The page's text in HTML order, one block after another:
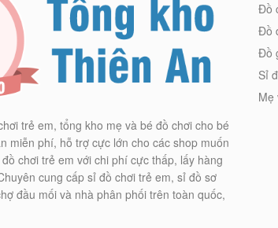
trẻ em, tổng kho mẹ và bé đồ chơi cho bé
miễn phí, hỗ trợ cực lớn cho các shop muốn
chơi trẻ em với chi phí cực thấp, lấy hàng
cung cấp sỉ đồ chơi trẻ em, sỉ đồ sơ
đầu mối và nhà phân phối trên toàn quốc,
Đồ
Đồ
Đồ
Sỉ
Mẹ